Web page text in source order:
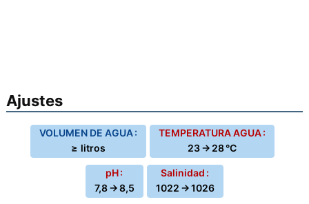
Ajustes
VOLUMEN DE AGUA :
≥ litros
TEMPERATURA AGUA :
23 → 28 °C
pH :
7,8 → 8,5
Salinidad :
1022 → 1026